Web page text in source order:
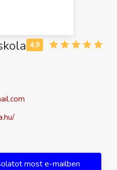
most e-mailben